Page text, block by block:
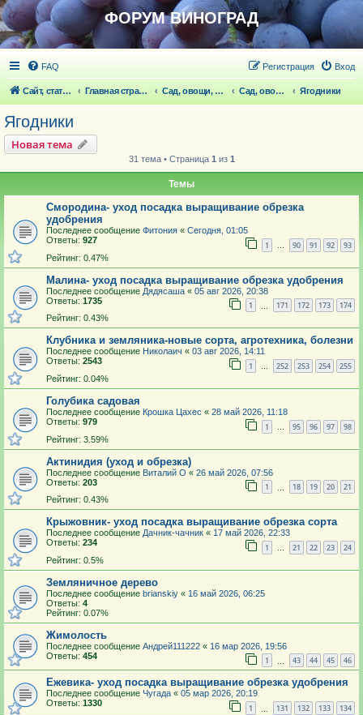
ФОРУМ ВИНОГРАД
FAQ Вход
Регистрация
Сайт, статьи Главная страница Сад, овощи, ягодники, цветы, беседка Сад, овощи, ягодники, цветы Ягодники
Ягодники
Новая тема
31 тема • Страница 1 из 1
Темы
Смородина- уход посадка выращивание обрезка
удобрения
Последнее сообщение Фитония « Сегодня, 01:05
Ответы: 927 1 … 90 91 92 93
Рейтинг: 0.47%
Малина- уход посадка выращивание обрезка удобрения
Последнее сообщение Дядясаша « 05 авг 2026, 20:38
Ответы: 1735 1 171 172 173 174
Рейтинг: 0.43%
Клубника и земляника-новые сорта, агротехника, болезни
Последнее сообщение Николаич « 03 авг 2026, 14:11
Ответы: 2543 1 … 252 253 254 255
Рейтинг: 0.04%
Голубика садовая
Последнее сообщение Крошка Цахес « 28 май 2026, 11:18
Ответы: 979 1 … 95 96 97 98
Рейтинг: 3.59%
Актинидия (уход и обрезка)
Последнее сообщение Виталий О « 26 май 2026, 07:56
Ответы: 203 1 18 19 20 21
Рейтинг: 0.43%
Крыжовник- уход посадка выращивание обрезка сорта
Последнее сообщение Дачник-чачник « 17 май 2026, 22:33
Ответы: 234 1 … 21 22 23 24
Рейтинг: 0.5%
Земляничное дерево
Последнее сообщение brianskiy « 16 май 2026, 06:25
Ответы: 4
Рейтинг: 0.07%
Жимолость
Последнее сообщение Андрей111222 « 16 мар 2026, 19:56
Ответы: 454 1 43 44 45 46
Ежевика- уход посадка выращивание обрезка удобрения
Последнее сообщение Чугада « 05 мар 2026, 20:19
Ответы: 1330 1 131 132 133 134